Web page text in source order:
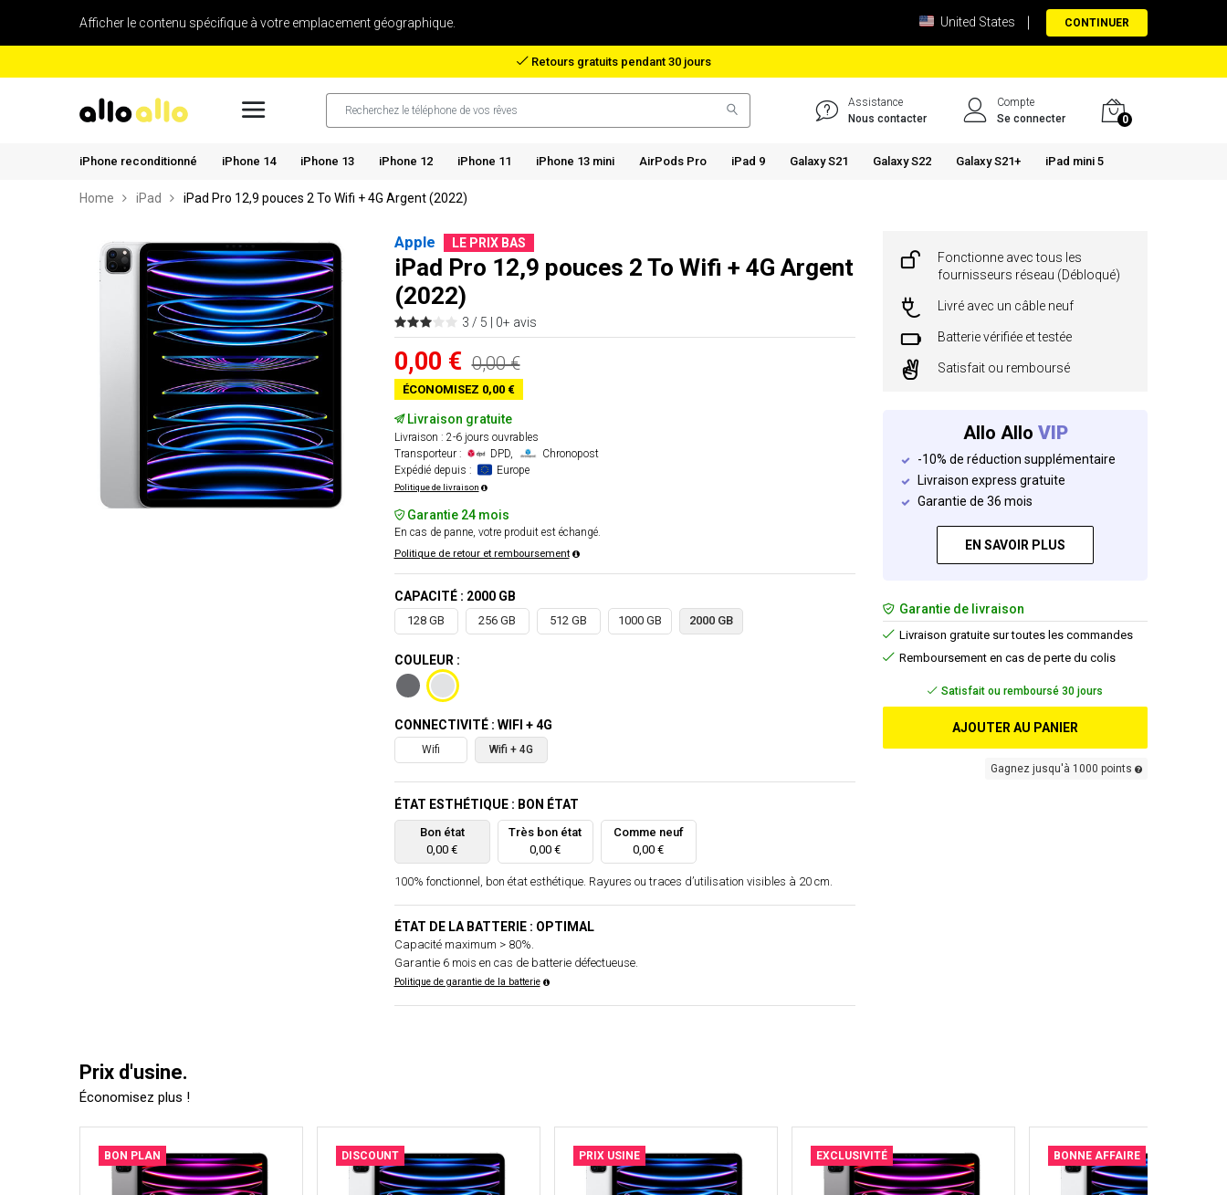
Afficher le contenu spécifique à votre emplacement géographique. United States CONTINUER
Remboursement en cas de perte de colis
Assistance
Nous contacter
Compte
Se connecter
0
iPhone reconditionné iPhone 14 iPhone 13 iPhone 12 iPhone 11 iPhone 13 mini AirPods Pro iPad 9 Galaxy S21 Galaxy S22 Galaxy S21+ iPad mini 5
Home iPad iPad Pro 12,9 pouces 2 To Wifi + 4G Argent (2022)
Apple LE PRIX BAS
iPad Pro 12,9 pouces 2 To Wifi + 4G Argent
(2022)
3 / 5 | 0+ avis
0,00 € 0,00 €
ÉCONOMISEZ 0,00 €
Livraison gratuite
Livraison : 2-6 jours ouvrables
Transporteur :
DPD,
Chronopost
Expédié depuis :
Europe
Politique de livraison
Garantie 24 mois
En cas de panne, votre produit est échangé.
Politique de retour et remboursement
CAPACITÉ : 2000 GB
128 GB 256 GB 512 GB 1000 GB 2000 GB
COULEUR :
CONNECTIVITÉ : WIFI + 4G
Wifi Wifi + 4G
ÉTAT ESTHÉTIQUE : BON ÉTAT
Bon état
0,00 €
Très bon état
0,00 €
Comme neuf
0,00 €
100% fonctionnel, bon état esthétique. Rayures ou traces d’utilisation visibles à 20 cm.
ÉTAT DE LA BATTERIE : OPTIMAL
Capacité maximum > 80%.
Garantie 6 mois en cas de batterie défectueuse.
Politique de garantie de la batterie
Fonctionne avec tous les
fournisseurs réseau (Débloqué)
Livré avec un câble neuf
Batterie vérifiée et testée
Satisfait ou remboursé
Allo Allo VIP
-10% de réduction supplémentaire
Livraison express gratuite
Garantie de 36 mois
EN SAVOIR PLUS
Garantie de livraison
Livraison gratuite sur toutes les commandes
Remboursement en cas de perte du colis
Livraison gratuite
AJOUTER AU PANIER
Gagnez jusqu'à 1000 points
Prix d'usine.
Économisez plus !
BON PLAN DISCOUNT PRIX USINE EXCLUSIVITÉ BONNE AFFAIRE